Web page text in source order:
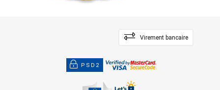
Virement bancaire
PSD2